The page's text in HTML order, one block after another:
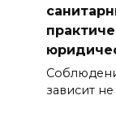
зависит